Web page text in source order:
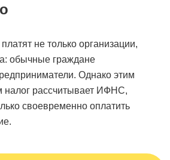
не только организации,
обычные граждане
Однако этим
налог рассчитывает ИФНС,
своевременно оплатить